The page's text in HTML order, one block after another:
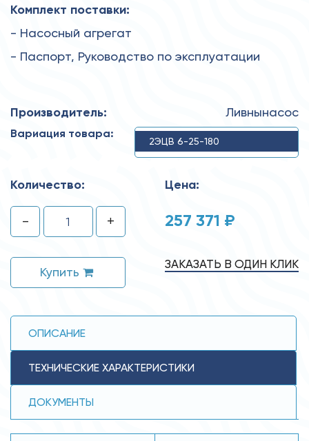
Комплект поставки:
- Насосный агрегат
- Паспорт, Руководство по эксплуатации
Производитель: Ливнынасос
Вариация товара:
2ЭЦВ 6-25-180
Количество:
- +
Купить
Цена:
257 371 ₽
ЗАКАЗАТЬ В ОДИН КЛИК
ОПИСАНИЕ
ТЕХНИЧЕСКИЕ ХАРАКТЕРИСТИКИ
ДОКУМЕНТЫ